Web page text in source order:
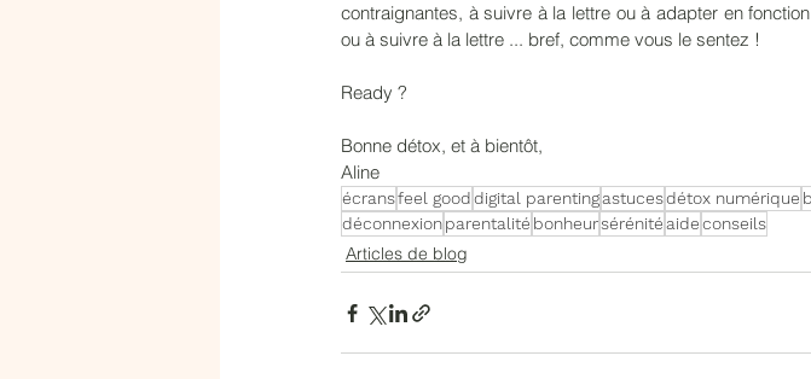
contraignantes, à suivre à la lettre ou à adapter en
ou à suivre à la lettre ... bref, comme vous le sentez !
Ready ?
Bonne détox, et à bientôt,
Aline
écransfeel gooddigital parentingastucesdétox numérique
déconnexionparentalité bonheursérénitéaideconseils
Articles de blog